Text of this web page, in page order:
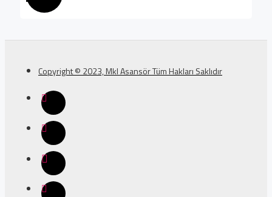
Copyright © 2023, Mkl Asansör Tüm Hakları Saklıdır